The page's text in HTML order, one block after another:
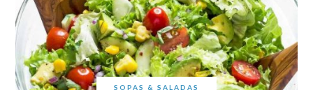
SOPAS & SALADAS